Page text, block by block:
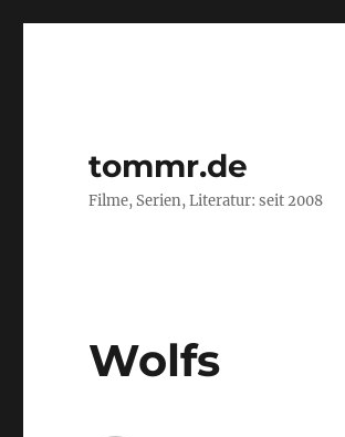
tommr.de
Filme, Serien, Literatur: seit 2008
Wolfs